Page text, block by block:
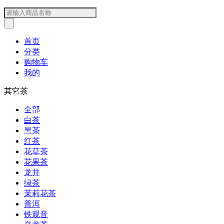
首页
分类
购物车
我的
其它茶
全部
白茶
黑茶
红茶
花草茶
花果茶
龙井
绿茶
茉莉花茶
普洱
铁观音